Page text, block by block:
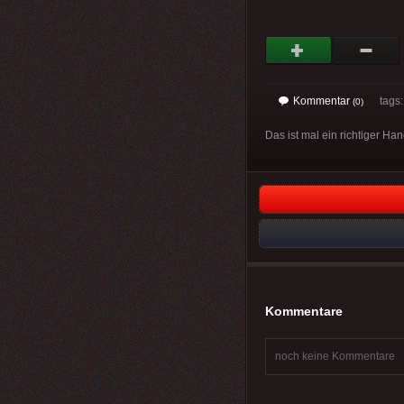
Kommentar (0)
Das ist mal ein richtiger
Kommentare
noch keine Kommentare